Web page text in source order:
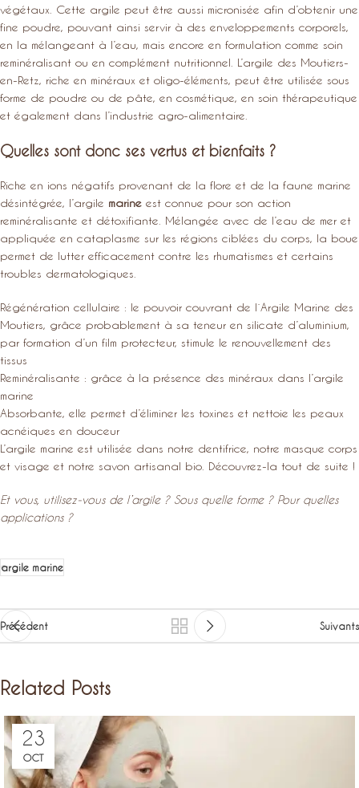
végétaux. Cette argile peut être aussi micronisée afin d’obtenir une
fine poudre, pouvant ainsi servir à des enveloppements corporels,
en la mélangeant à l’eau, mais encore en formulation comme soin
reminéralisant ou en complément nutritionnel. L’argile des Moutiers-
en-Retz, riche en minéraux et oligo-éléments, peut être utilisée sous
forme de poudre ou de pâte, en cosmétique, en soin thérapeutique
et également dans l’industrie agro-alimentaire.
Quelles sont donc ses vertus et bienfaits ?
Riche en ions négatifs provenant de la flore et de la faune marine
désintégrée, l’argile marine est connue pour son action
reminéralisante et détoxifiante. Mélangée avec de l’eau de mer et
appliquée en cataplasme sur les régions ciblées du corps, la boue
permet de lutter efficacement contre les rhumatismes et certains
troubles dermatologiques.
Régénération cellulaire : le pouvoir couvrant de l´Argile Marine des
Moutiers, grâce probablement à sa teneur en silicate d’aluminium,
par formation d’un film protecteur, stimule le renouvellement des
tissus
Reminéralisante : grâce à la présence des minéraux dans l’argile
marine
Absorbante, elle permet d’éliminer les toxines et nettoie les peaux
acnéiques en douceur
L’argile marine est utilisée dans notre dentifrice, notre masque corps
et visage et notre savon artisanal bio. Découvrez-la tout de suite !
Et vous, utilisez-vous de l’argile ? Sous quelle forme ? Pour quelles
applications ?
argile marine
Précédent Suivants
Related Posts
23
OCT